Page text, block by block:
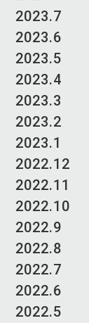
2023.7
2023.6
2023.5
2023.4
2023.3
2023.2
2023.1
2022.12
2022.11
2022.10
2022.9
2022.8
2022.7
2022.6
2022.5